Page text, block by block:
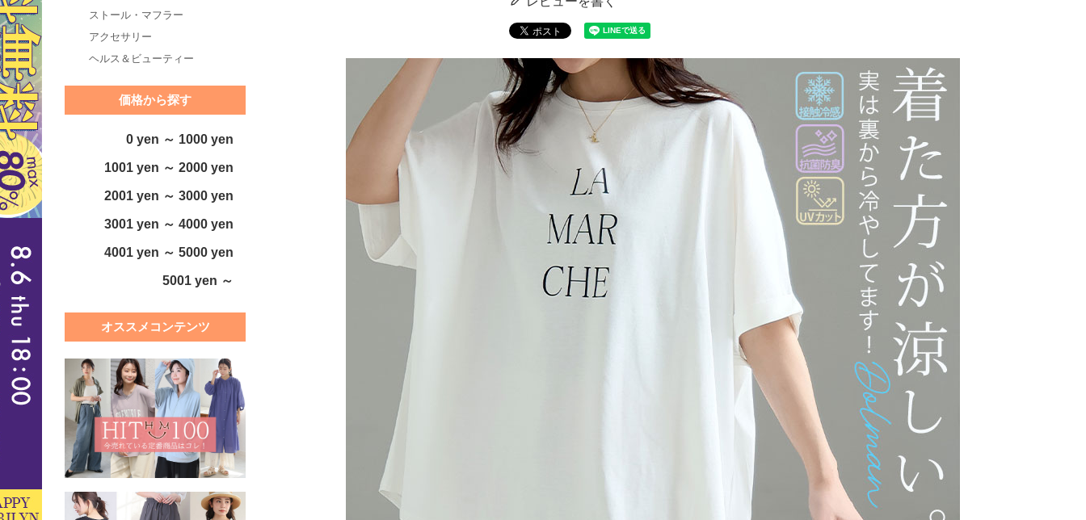
ストール・マフラー
アクセサリー
ヘルス＆ビューティー
価格から探す
0 yen ～ 1000 yen
1001 yen ～ 2000 yen
2001 yen ～ 3000 yen
3001 yen ～ 4000 yen
4001 yen ～ 5000 yen
5001 yen ～
オススメコンテンツ